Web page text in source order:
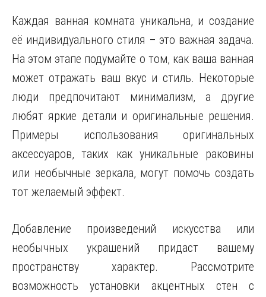
Каждая ванная комната уникальна, и создание
её индивидуального стиля – это важная задача.
На этом этапе подумайте о том, как ваша ванная
может отражать ваш вкус и стиль. Некоторые
люди предпочитают минимализм, а другие
любят яркие детали и оригинальные решения.
Примеры использования оригинальных
аксессуаров, таких как уникальные раковины
или необычные зеркала, могут помочь создать
тот желаемый эффект.
Добавление произведений искусства или
необычных украшений придаст вашему
пространству характер. Рассмотрите
возможность установки акцентных стен с